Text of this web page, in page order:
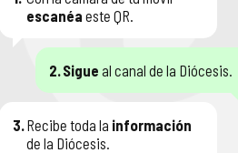
escanéa este QR.
2. Sigue al canal de la Diócesis.
3. Recibe toda la información
de la Diócesis.